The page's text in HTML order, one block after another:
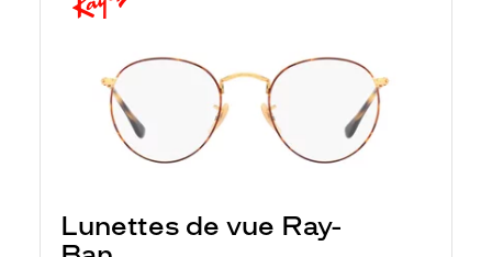
Lunettes de vue Ray-